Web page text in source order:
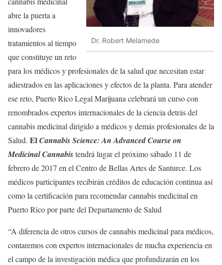
Dr. Robert Melamede
abre la puerta a
innovadores
tratamientos al tiempo
que constituye un reto
para los médicos y profesionales de la salud que necesitan estar
adiestrados en las aplicaciones y efectos de la planta. Para atender
ese reto, Puerto Rico Legal Marijuana celebrará un curso con
renombrados expertos internacionales de la ciencia detrás del
cannabis medicinal dirigido a médicos y demás profesionales de la
Salud. ElCannabis Science: An Advanced Course on
Medicinal Cannabistendrá lugar el próximo sábado 11 de
febrero de 2017 en el Centro de Bellas Artes de Santurce. Los
médicos participantes recibirán créditos de educación continua así
como la certificación para recomendar cannabis medicinal en
Puerto Rico por parte del Departamento de Salud
“A diferencia de otros cursos de cannabis medicinal para médicos,
contaremos con expertos internacionales de mucha experiencia en
el campo de la investigación médica que profundizarán en los